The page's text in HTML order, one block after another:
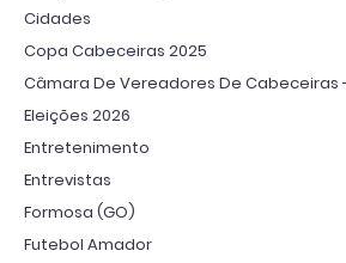
Cidades
Copa Cabeceiras 2025
Câmara De Vereadores De Cabeceiras
Eleições 2026
Entretenimento
Entrevistas
Formosa (GO)
Futebol Amador